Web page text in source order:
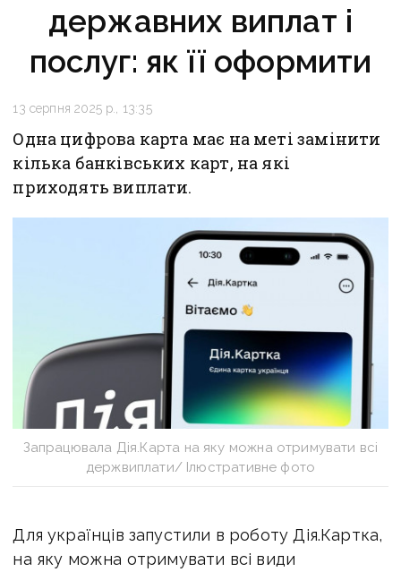
державних виплат і
послуг: як її оформити
13 серпня 2025 р., 13:35
Одна цифрова карта має на меті замінити
кілька банківських карт, на які
приходять виплати.
Запрацювала Дія.Карта на яку можна отримувати всі
держвиплати/ Ілюстративне фото
Для українців запустили в роботу Дія.Картка,
на яку можна отримувати всі види